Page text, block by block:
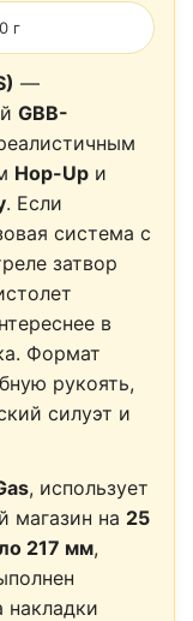
г
—
GBB-
Hop-Up и
. Если
система с
затвор
в
Формат
рукоять,
силуэт и
, использует
магазин на 25
217 мм,
накладки